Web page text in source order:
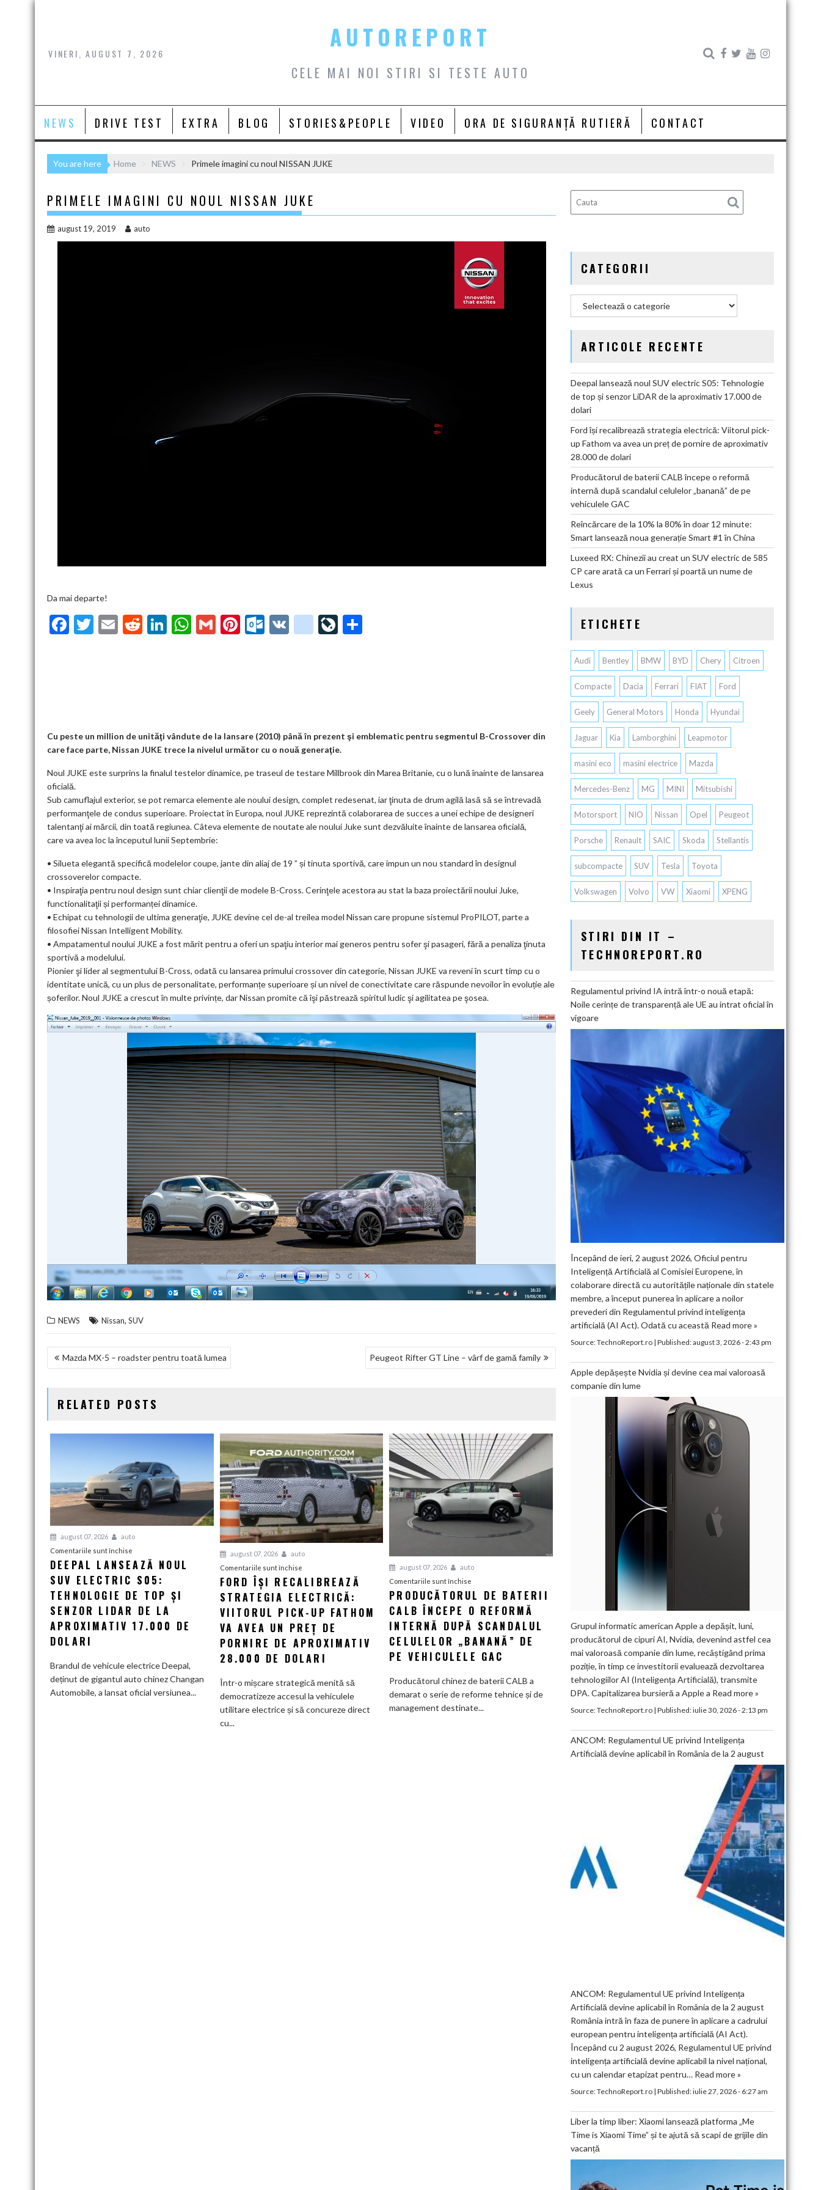
Skip
VINERI, AUGUST 7, 2026
AUTOREPORT
CELE MAI NOI STIRI SI TESTE AUTO
NEWS DRIVE TEST EXTRA BLOG STORIES&PEOPLE VIDEO ORA DE SIGURANȚĂ RUTIERĂ CONTACT
You are here Home NEWS Primele imagini cu noul NISSAN JUKE
PRIMELE IMAGINI CU NOUL NISSAN JUKE
august 19, 2019 auto
Da mai departe!
F
k
T
E
R
Li W
p
G
Pi O
m
V
g
o
o
k
m
ar
Li
Cu peste un million de unităţi vândute de la lansare (2010) până în prezent şi emblematic pentru segmentul B-Crossover din
care face parte, Nissan JUKE trece la nivelul următor cu o nouă generaţie.
Noul JUKE este surprins la finalul testelor dinamice, pe traseul de testare Millbrook din Marea Britanie, cu o lună înainte de lansarea
oficială.
Sub camuflajul exterior, se pot remarca elemente ale noului design, complet redesenat, iar ţinuta de drum agilă lasă să se întrevadă
performanţele de condus superioare. Proiectat în Europa, noul JUKE reprezintă colaborarea de succes a unei echipe de designeri
talentanţi ai mărcii, din toată regiunea. Câteva elemente de noutate ale noului Juke sunt dezvăluite înainte de lansarea oficială,
care va avea loc la începutul lunii Septembrie:
• Silueta elegantă specifică modelelor coupe, jante din aliaj de 19 ” și tinuta sportivă, care impun un nou standard în designul
crossoverelor compacte.
• Inspiraţia pentru noul design sunt chiar clienţii de modele B-Cross. Cerinţele acestora au stat la baza proiectării noului Juke,
functionalitaţii și performanței dinamice.
• Echipat cu tehnologii de ultima generaţie, JUKE devine cel de-al treilea model Nissan care propune sistemul ProPILOT, parte a
filosofiei Nissan Intelligent Mobility.
• Ampatamentul noului JUKE a fost mărit pentru a oferi un spaţiu interior mai generos pentru sofer şi pasageri, fără a penaliza ţinuta
sportivă a modelului.
Pionier şi lider al segmentului B-Cross, odată cu lansarea primului crossover din categorie, Nissan JUKE va reveni în scurt timp cu o
identitate unică, cu un plus de personalitate, performanțe superioare și un nivel de conectivitate care răspunde nevoilor în evoluție ale
șoferilor. Noul JUKE a crescut în multe privințe, dar Nissan promite că îşi păstrează spiritul ludic şi agilitatea pe şosea.
NEWS Nissan, SUV
NAVIGARE
ARTICOLE
Mazda MX-5 – roadster pentru toată lumea Peugeot Rifter GT Line – vârf de gamă family
RELATED POSTS
august 07, 2026
auto
Comentariile sunt închise
Deepal
lansează
noul
electric
S05:
top
și
senzor
DEEPAL LANSEAZĂ NOUL
SUV ELECTRIC S05:
TEHNOLOGIE DE TOP ȘI
SENZOR LIDAR DE LA
APROXIMATIV 17.000 DE
DOLARI
Brandul de vehicule electrice Deepal,
deținut de gigantul auto chinez Changan
Automobile, a lansat oficial versiunea...
august 07, 2026
auto
Comentariile sunt închisepentru
Ford
își
recalibrează
electrică:
Viitorul
pick-
Fathom
va
avea
FORD ÎȘI RECALIBREAZĂ
STRATEGIA ELECTRICĂ:
VIITORUL PICK-UP FATHOM
VA AVEA UN PREȚ DE
PORNIRE DE APROXIMATIV
28.000 DE DOLARI
Într-o mișcare strategică menită să
democratizeze accesul la vehiculele
utilitare electrice și să concureze direct
cu...
august 07, 2026
auto
Comentariile sunt închise
Producătorul
de
baterii
începe
o
PRODUCĂTORUL DE BATERII
CALB ÎNCEPE O REFORMĂ
INTERNĂ DUPĂ SCANDALUL
CELULELOR „BANANĂ” DE
PE VEHICULELE GAC
Producătorul chinez de baterii CALB a
demarat o serie de reforme tehnice și de
management destinate...
CATEGORII
ARTICOLE RECENTE
Deepal lansează noul SUV electric S05: Tehnologie
de top și senzor LiDAR de la aproximativ 17.000 de
dolari
Ford își recalibrează strategia electrică: Viitorul pick-
up Fathom va avea un preț de pornire de aproximativ
28.000 de dolari
Producătorul de baterii CALB începe o reformă
internă după scandalul celulelor „banană” de pe
vehiculele GAC
Reîncărcare de la 10% la 80% în doar 12 minute:
Smart lansează noua generație Smart #1 în China
Luxeed RX: Chinezii au creat un SUV electric de 585
CP care arată ca un Ferrari și poartă un nume de
Lexus
ETICHETE
Audi Bentley BMW BYD Chery Citroen
Compacte Dacia Ferrari FIAT Ford
Geely General Motors Honda Hyundai
Jaguar Kia Lamborghini Leapmotor
masini eco masini electrice Mazda
Mercedes-Benz MG MINI Mitsubishi
Motorsport NIO Nissan Opel Peugeot
Porsche Renault SAIC Skoda Stellantis
subcompacte SUV Tesla Toyota
Volkswagen Volvo VW Xiaomi XPENG
STIRI DIN IT –
TECHNOREPORT.RO
Regulamentul privind IA intră într-o nouă etapă:
Noile cerințe de transparență ale UE au intrat oficial în
vigoare
Începând de ieri, 2 august 2026, Oficiul pentru
Inteligență Artificială al Comisiei Europene, în
colaborare directă cu autoritățile naționale din statele
membre, a început punerea în aplicare a noilor
prevederi din Regulamentul privind inteligența
artificială (AI Act). Odată cu această Read more »
Source:TechnoReport.ro| Published:august 3, 2026 - 2:43 pm
Apple depășește Nvidia și devine cea mai valoroasă
companie din lume
Grupul informatic american Apple a depășit, luni,
producătorul de cipuri AI, Nvidia, devenind astfel cea
mai valoroasă companie din lume, recâștigând prima
poziție, în timp ce investitorii evaluează dezvoltarea
tehnologiilor AI (Inteligența Artificială), transmite
DPA. Capitalizarea bursieră a Apple a Read more »
Source:TechnoReport.ro| Published:iulie 30, 2026 - 2:13 pm
ANCOM: Regulamentul UE privind Inteligența
Artificială devine aplicabil în România de la 2 august
ANCOM: Regulamentul UE privind Inteligența
Artificială devine aplicabil în România de la 2 august
România intră în faza de punere în aplicare a cadrului
european pentru inteligența artificială (AI Act).
Începând cu 2 august 2026, Regulamentul UE privind
inteligența artificială devine aplicabil la nivel național,
cu un calendar etapizat pentru… Read more »
Source:TechnoReport.ro| Published:iulie 27, 2026 - 6:27 am
Liber la timp liber: Xiaomi lansează platforma „Me
Time is Xiaomi Time” și te ajută să scapi de grijile din
vacanță